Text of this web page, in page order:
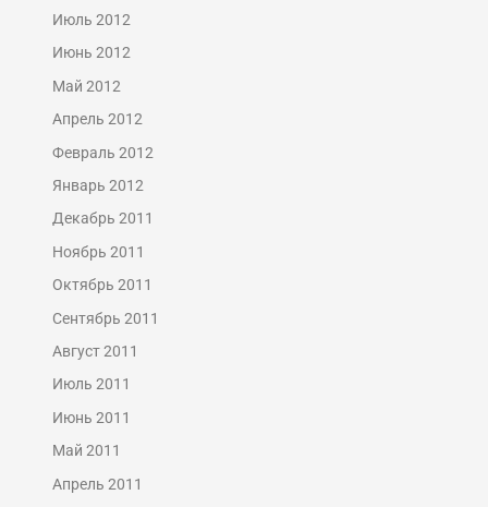
Июль 2012
Июнь 2012
Май 2012
Апрель 2012
Февраль 2012
Январь 2012
Декабрь 2011
Ноябрь 2011
Октябрь 2011
Сентябрь 2011
Август 2011
Июль 2011
Июнь 2011
Май 2011
Апрель 2011